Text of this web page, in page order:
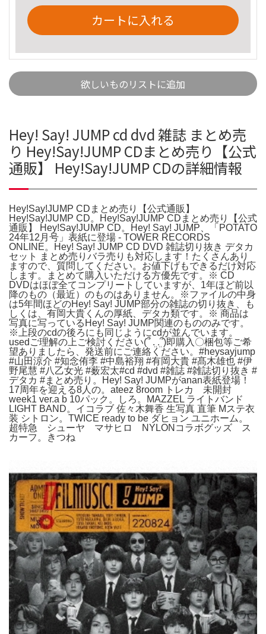
カートに入れる
欲しいものリストに追加
Hey! Say! JUMP cd dvd 雑誌 まとめ売
り Hey!Say!JUMP CDまとめ売り【公式
通販】 Hey!Say!JUMP CDの詳細情報
Hey!Say!JUMP CDまとめ売り【公式通販】
Hey!Say!JUMP CD。Hey!Say!JUMP CDまとめ売り【公式
通販】 Hey!Say!JUMP CD。Hey! Say! JUMP、「POTATO
24年12月号」表紙に登場 - TOWER RECORDS
ONLINE。Hey! Say! JUMP CD DVD 雑誌切り抜き デタカ
セット まとめ売りバラ売りも対応します！たくさんあり
ますので、質問してください。お値下げもできるだけ対応
します。まとめて購入いただける方優先です。※ CD
DVDはほぼ全てコンプリートしていますが、1年ほど前以
降のもの（最近）のものはありません。※ファイルの中身
は5年間ほどのHey! Say! JUMP部分の雑誌の切り抜き、も
しくは、有岡大貴くんの厚紙、デタカ類です。※ 商品は
写真に写っているHey! Say! JUMP関連のもののみです。
※上段のcdの後ろにも同じようにcdが並んでいます。
usedご理解の上ご検討ください‎(՞ ܸ. .ܸ՞)即購入〇梱包等ご希
望ありましたら、発送前にご連絡ください。#heysayjump
#山田涼介 #知念侑李 #中島裕翔 #有岡大貴 #髙木雄也 #伊
野尾慧 #八乙女光 #薮宏太#cd #dvd #雑誌 #雑誌切り抜き #
デタカ #まとめ売り。Hey! Say! JUMPがanan表紙登場！
17周年を迎える8人の。ateez 8room トレカ 未開封
week1 ver.a b 10パック。しろ。MAZZEL ライトバンド
LIGHT BAND。イコラブ 佐々木舞香 生写真 直筆 Mステ衣
装 シトロン。TWICE ready to be ダヒョン ユニホーム。
超特急 シューヤ マサヒロ NYLONコラボグッズ ス
カーフ。きつね